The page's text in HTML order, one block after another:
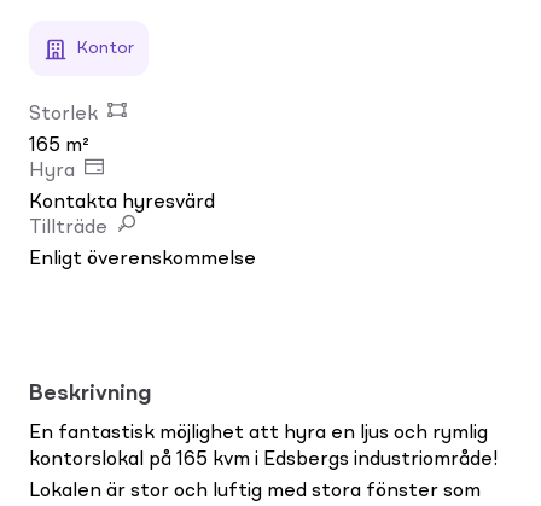
Kontor
Storlek
165 m²
Hyra
Kontakta hyresvärd
Tillträde
Enligt överenskommelse
Beskrivning
En fantastisk möjlighet att hyra en ljus och rymlig
kontorslokal på 165 kvm i Edsbergs industriområde!
Lokalen är stor och luftig med stora fönster som